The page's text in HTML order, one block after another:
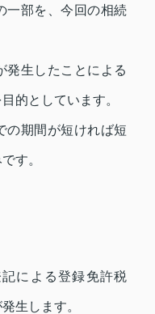
一部を、今回の相続
発生したことによる
的としています。
の期間が短ければ短
す。
による登録免許税
生します。